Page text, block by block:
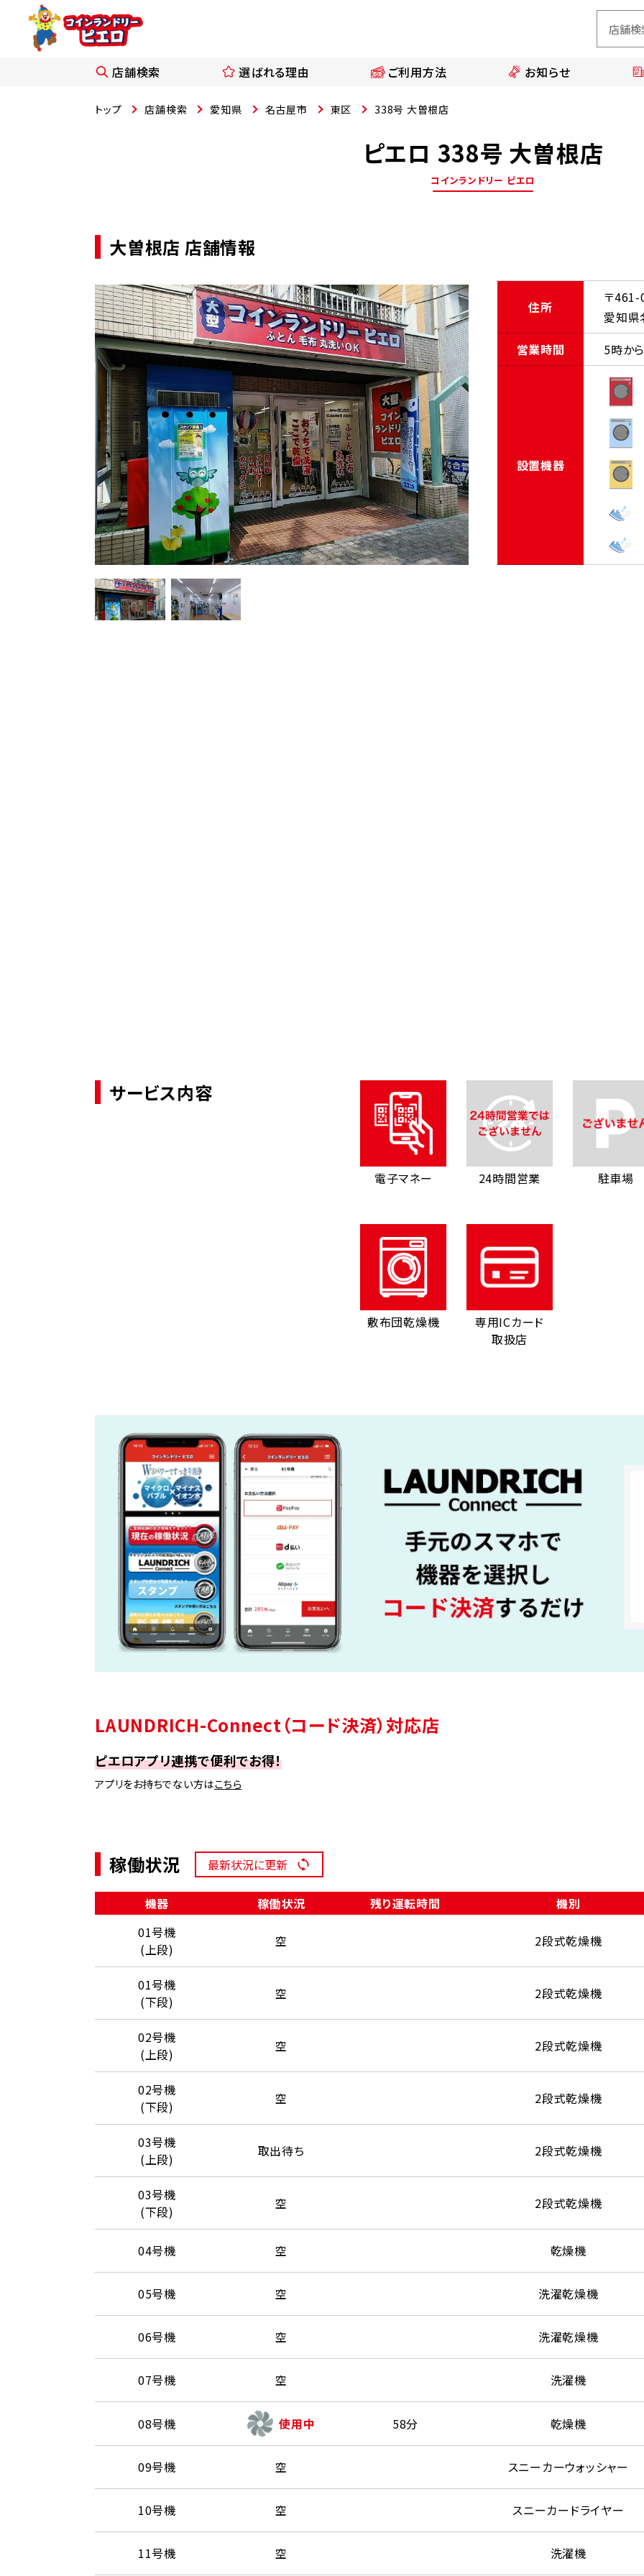
店舗検索 選ばれる理由 ご利用方法 お知らせ
トップ 店舗検索 愛知県 名古屋市 東区 338号 大曽根店
ピエロ 338号 大曽根店
コインランドリー ピエロ
大曽根店 店舗情報
住所
〒
愛知
営業時間
5時か
設置機器
サービス内容
電子マネー 24時間営業 駐車場
敷布団乾燥機
専用ICカード
取扱店
LAUNDRICH-Connect（コード決済）対応店
ピエロアプリ連携で便利でお得！
アプリをお持ちでない方はこちら
稼働状況 最新状況に更新
機器 稼働状況 残り運転時間
機別
01号機
(上段)
空 2段式乾燥機
01号機
(下段)
空 2段式乾燥機
02号機
(上段)
空 2段式乾燥機
02号機
(下段)
空 2段式乾燥機
03号機
(上段)
取出待ち 2段式乾燥機
03号機
(下段)
空 2段式乾燥機
04号機 空 乾燥機
05号機 空 洗濯乾燥機
06号機 空 洗濯乾燥機
07号機 空 洗濯機
08号機 使用中 58分 乾燥機
09号機 空 スニーカーウォッシャー
10号機 空 スニーカードライヤー
11号機 空 洗濯機